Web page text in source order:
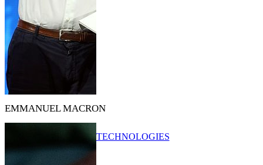
EMMANUEL MACRON
TECHNOLOGIES